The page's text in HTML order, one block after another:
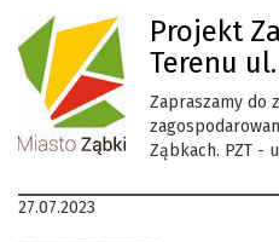
Projekt
Terenu
Zapraszamy do
Ząbkach. PZT -
27.07.2023